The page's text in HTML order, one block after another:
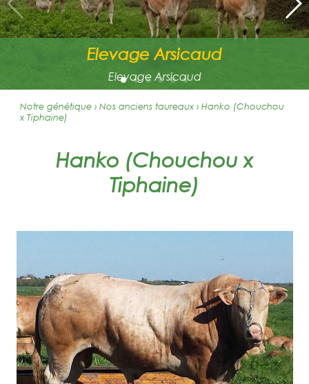
Elevage Arsicaud
Elevage Arsicaud
Notre génétique › Nos anciens taureaux ›Hanko (Chouchou
x Tiphaine)
Hanko (Chouchou x
Tiphaine)